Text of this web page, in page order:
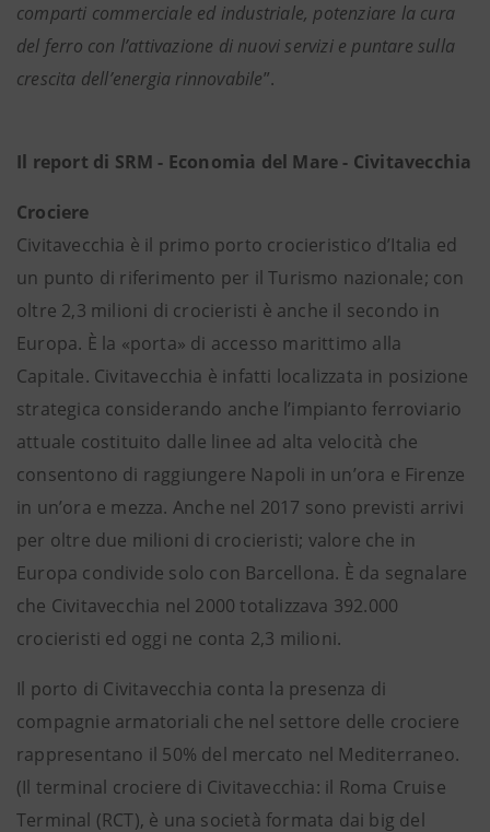
comparti commerciale ed industriale, potenziare la cura
del ferro con l’attivazione di nuovi servizi e puntare sulla
crescita dell’energia rinnovabile”.
Il report di SRM - Economia del Mare - Civitavecchia
Crociere
Civitavecchia è il primo porto crocieristico d’Italia ed
un punto di riferimento per il Turismo nazionale; con
oltre 2,3 milioni di crocieristi è anche il secondo in
Europa. È la «porta» di accesso marittimo alla
Capitale. Civitavecchia è infatti localizzata in posizione
strategica considerando anche l’impianto ferroviario
attuale costituito dalle linee ad alta velocità che
consentono di raggiungere Napoli in un’ora e Firenze
in un’ora e mezza. Anche nel 2017 sono previsti arrivi
per oltre due milioni di crocieristi; valore che in
Europa condivide solo con Barcellona. È da segnalare
che Civitavecchia nel 2000 totalizzava 392.000
crocieristi ed oggi ne conta 2,3 milioni.
Il porto di Civitavecchia conta la presenza di
compagnie armatoriali che nel settore delle crociere
rappresentano il 50% del mercato nel Mediterraneo.
(Il terminal crociere di Civitavecchia: il Roma Cruise
Terminal (RCT), è una società formata dai big del